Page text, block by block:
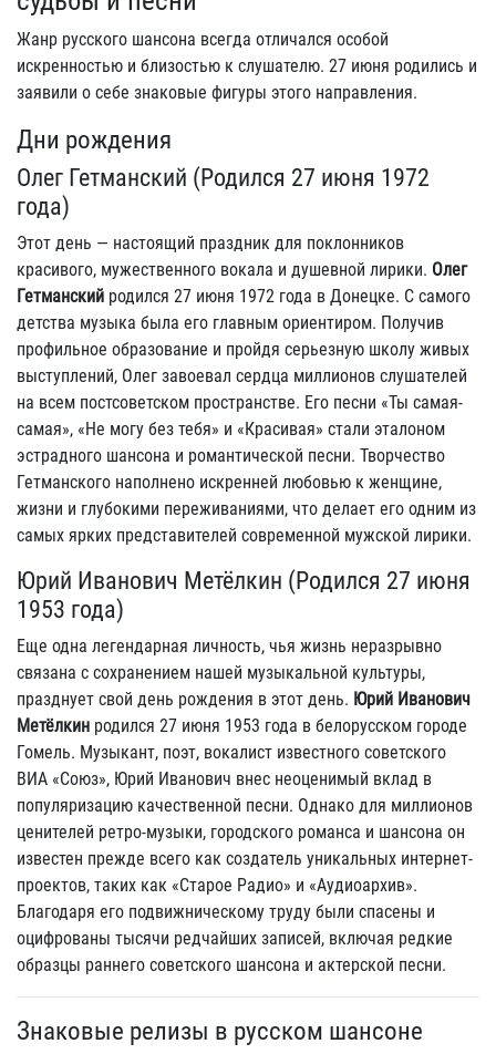
Жанр русского шансона всегда отличался особой
искренностью и близостью к слушателю. 27 июня родились и
заявили о себе знаковые фигуры этого направления.
Дни рождения
Олег Гетманский (Родился 27 июня 1972
года)
Этот день — настоящий праздник для поклонников
красивого, мужественного вокала и душевной лирики. Олег
Гетманский родился 27 июня 1972 года в Донецке. С самого
детства музыка была его главным ориентиром. Получив
профильное образование и пройдя серьезную школу живых
выступлений, Олег завоевал сердца миллионов слушателей
на всем постсоветском пространстве. Его песни «Ты самая-
самая», «Не могу без тебя» и «Красивая» стали эталоном
эстрадного шансона и романтической песни. Творчество
Гетманского наполнено искренней любовью к женщине,
жизни и глубокими переживаниями, что делает его одним из
самых ярких представителей современной мужской лирики.
Юрий Иванович Метёлкин (Родился 27 июня
1953 года)
Еще одна легендарная личность, чья жизнь неразрывно
связана с сохранением нашей музыкальной культуры,
празднует свой день рождения в этот день. Юрий Иванович
Метёлкин родился 27 июня 1953 года в белорусском городе
Гомель. Музыкант, поэт, вокалист известного советского
ВИА «Союз», Юрий Иванович внес неоценимый вклад в
популяризацию качественной песни. Однако для миллионов
ценителей ретро-музыки, городского романса и шансона он
известен прежде всего как создатель уникальных интернет-
проектов, таких как «Старое Радио» и «Аудиоархив».
Благодаря его подвижническому труду были спасены и
оцифрованы тысячи редчайших записей, включая редкие
образцы раннего советского шансона и актерской песни.
Знаковые релизы в русском шансоне